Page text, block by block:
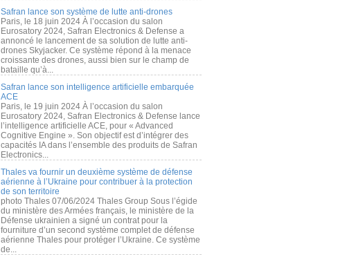
Safran lance son système de lutte anti-drones
Paris, le 18 juin 2024 À l’occasion du salon
Eurosatory 2024, Safran Electronics & Defense a
annoncé le lancement de sa solution de lutte anti-
drones Skyjacker. Ce système répond à la menace
croissante des drones, aussi bien sur le champ de
bataille qu’à...
Safran lance son intelligence artificielle embarquée
ACE
Paris, le 19 juin 2024 À l’occasion du salon
Eurosatory 2024, Safran Electronics & Defense lance
l’intelligence artificielle ACE, pour « Advanced
Cognitive Engine ». Son objectif est d’intégrer des
capacités IA dans l’ensemble des produits de Safran
Electronics...
Thales va fournir un deuxième système de défense
aérienne à l’Ukraine pour contribuer à la protection
de son territoire
photo Thales 07/06/2024 Thales Group Sous l’égide
du ministère des Armées français, le ministère de la
Défense ukrainien a signé un contrat pour la
fourniture d’un second système complet de défense
aérienne Thales pour protéger l’Ukraine. Ce système
de...